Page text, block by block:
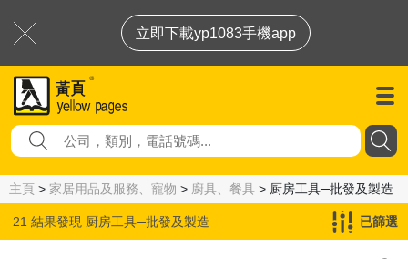
立即下載yp1083手機app
主頁 > 家居用品及服務、寵物 > 廚具、餐具 > 厨房工具─批發及製造
21 結果發現 厨房工具─批發及製造 已篩選